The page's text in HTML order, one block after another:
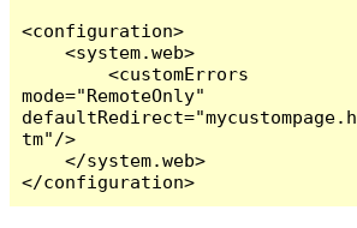
<configuration>
    <system.web>
        <customErrors
mode="RemoteOnly"
defaultRedirect="mycustompage.h
tm"/>
    </system.web>
</configuration>